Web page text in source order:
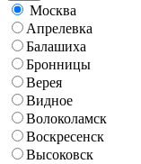
Москва
Апрелевка
Балашиха
Бронницы
Верея
Видное
Волоколамск
Воскресенск
Высоковск